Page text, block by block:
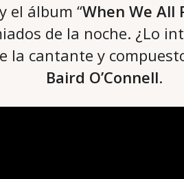
el álbum “When We All
de la noche. ¿Lo
la cantante y
Baird O’Connell.